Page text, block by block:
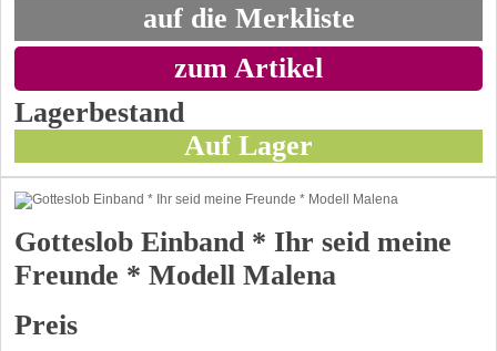
auf die Merkliste
zum Artikel
Lagerbestand
Auf Lager
Gotteslob Einband * Ihr seid meine
Freunde * Modell Malena
Preis